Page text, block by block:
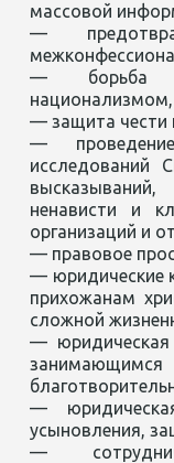
массовой
—
— борьба с
национализмом,
— защита чести
—
исследований
ненависти и
организаций и
— правовое
— юридические
прихожанам
сложной
—
—
усыновления,
—